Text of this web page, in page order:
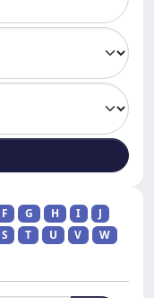
F G H I
J
S T U V
W